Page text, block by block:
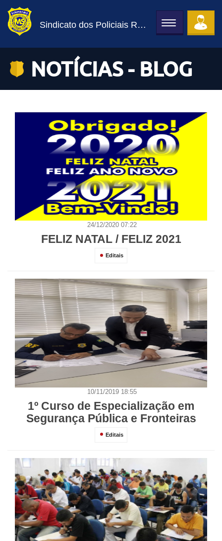
Sindicato dos Policiais Rodoviários Federais de MS
Toggle
navigation
NOTÍCIAS - BLOG
24/12/2020 07:22
FELIZ NATAL / FELIZ 2021
Editais
10/11/2019 18:55
1º Curso de Especialização em
Segurança Pública e Fronteiras
Editais